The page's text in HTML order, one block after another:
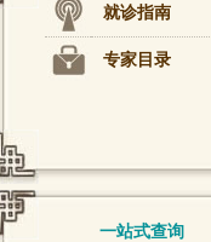
就诊指南
专家目录
一站式查询